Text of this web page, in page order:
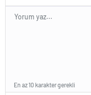
En az 10 karakter gerekli